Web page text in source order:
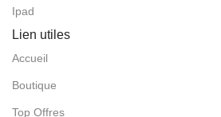
Ipad
Lien utiles
Accueil
Boutique
Top Offres